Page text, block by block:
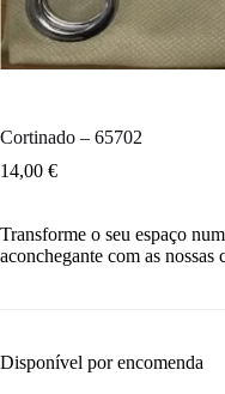
Cortinado – 65702
14,00 €
Transforme o seu espaço
aconchegante com as nossas
Disponível por encomenda